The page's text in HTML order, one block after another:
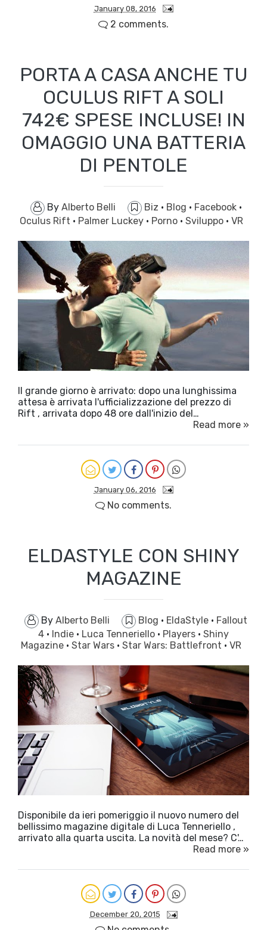
January 08, 2016
2 comments.
PORTA A CASA ANCHE TU
OCULUS RIFT A SOLI
742€ SPESE INCLUSE! IN
OMAGGIO UNA BATTERIA
DI PENTOLE
By Alberto Belli Biz · Blog · Facebook ·
Oculus Rift · Palmer Luckey · Porno · Sviluppo · VR
Il grande giorno è arrivato: dopo una lunghissima
attesa è arrivata l'ufficializzazione del prezzo di
Rift , arrivata dopo 48 ore dall'inizio del…
Read more »
January 06, 2016
No comments.
ELDASTYLE CON SHINY
MAGAZINE
By Alberto Belli Blog · EldaStyle · Fallout
4 · Indie · Luca Tenneriello · Players · Shiny
Magazine · Star Wars · Star Wars: Battlefront · VR
Disponibile da ieri pomeriggio il nuovo numero del
bellissimo magazine digitale di Luca Tenneriello ,
arrivato alla quarta uscita. La novità del mese? C'…
Read more »
December 20, 2015